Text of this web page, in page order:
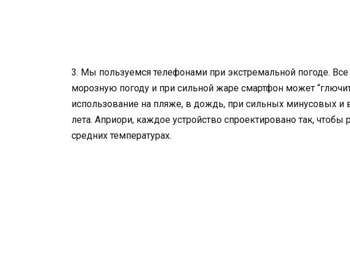
3. Мы пользуемся телефонами при экстремальной погоде.
морозную погоду и при сильной жаре смартфон может
использование на пляже, в дождь, при сильных минусовых и
лета. Априори, каждое устройство спроектировано так, чтобы
средних температурах.